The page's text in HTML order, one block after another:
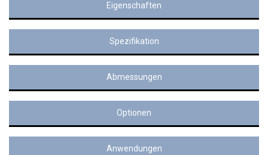
Eigenschaften
Spezifikation
Abmessungen
Optionen
Anwendungen